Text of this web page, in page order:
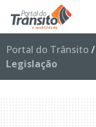
Portal do Trânsito /
Legislação